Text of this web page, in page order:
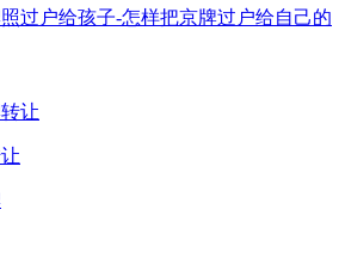
过户给孩子-怎样把京牌过户给自己的